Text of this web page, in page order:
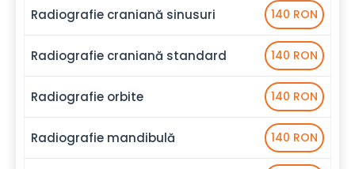
Radiografie craniană sinusuri 140 RON
Radiografie craniană standard 140 RON
Radiografie orbite 140 RON
Radiografie mandibulă 140 RON